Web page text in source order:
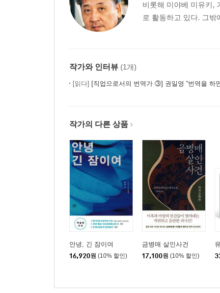
비롯해 미야베 미유키,
로 활동하고 있다. 그
작가와 인터뷰 (1개)
[읽다] [직업으로서의 번역가 ③] 권일영 “번역을 하면서 계
작가의 다른 상품
안녕, 긴 잠이여
16,920원 (10% 할인)
금병매 살인사건
17,100원 (10% 할인)